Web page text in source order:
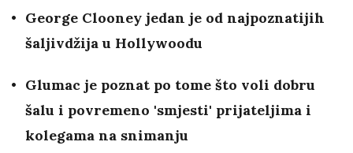
George Clooney jedan je od najpoznatijih
šaljivdžija u Hollywoodu
Glumac je poznat po tome što voli dobru
šalu i povremeno 'smjesti' prijateljima i
kolegama na snimanju